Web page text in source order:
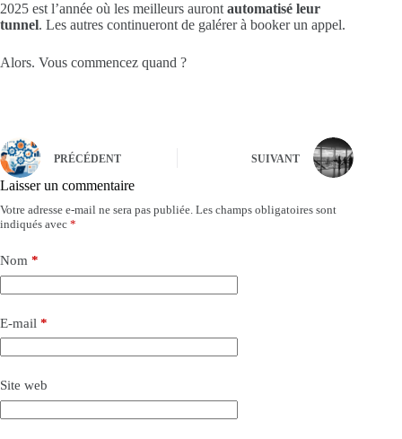
2025 est l’année où les meilleurs auront automatisé leur
tunnel. Les autres continueront de galérer à booker un appel.
Alors. Vous commencez quand ?
PRÉCÉDENT SUIVANT
Laisser un commentaire
Votre adresse e-mail ne sera pas publiée. Les champs obligatoires sont
indiqués avec *
Nom *
E-mail *
Site web